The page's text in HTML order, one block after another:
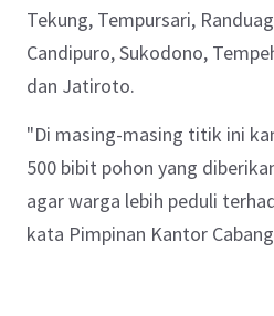
Tekung, Tempursari,
Candipuro, Sukodono,
dan Jatiroto.
"Di masing-masing titik ini
500 bibit pohon yang
agar warga lebih peduli
kata Pimpinan Kantor